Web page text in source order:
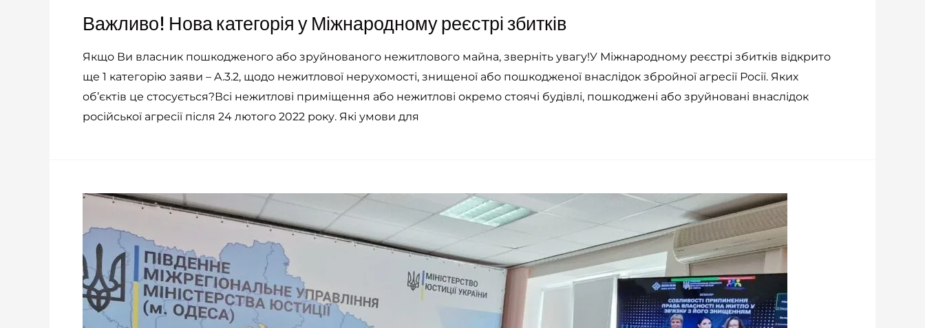
Важливо! Нова категорія у Міжнародному реєстрі збитків
Якщо Ви власник пошкодженого або зруйнованого нежитлового майна, зверніть увагу!У Міжнародному реєстрі збитків відкрито
ще 1 категорію заяви – A.3.2, щодо нежитлової нерухомості, знищеної або пошкодженої внаслідок збройної агресії Росії. Яких
об’єктів це стосується?Всі нежитлові приміщення або нежитлові окремо стоячі будівлі, пошкоджені або зруйновані внаслідок
російської агресії після 24 лютого 2022 року. Які умови для